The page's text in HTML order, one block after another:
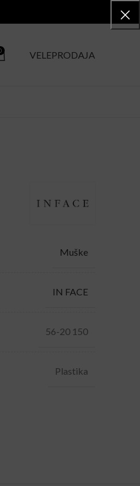
VELEPRODAJA
Muške
IN FACE
56-20 150
Plastika